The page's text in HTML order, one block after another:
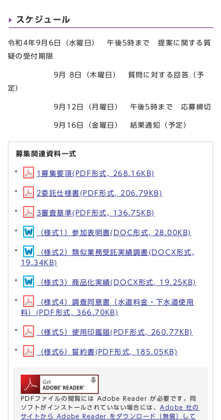
スケジュール
令和4年9月6日（水曜日） 午後5時まで 提案に関する質
疑の受付期限
9月 8日（木曜日） 質問に対する回答（予
定）
9月12日（月曜日） 午後5時まで 応募締切
9月16日（金曜日） 結果通知（予定）
募集関連資料一式
1募集要項(PDF形式, 268.16KB)
2委託仕様書(PDF形式, 206.79KB)
3審査基準(PDF形式, 136.75KB)
（様式1）参加表明書(DOC形式, 28.00KB)
（様式2）類似業務受託実績調書(DOCX形式,
19.34KB)
（様式3）商品化実績(DOCX形式, 19.25KB)
（様式4）調査同意書（水道料金・下水道使用
料）(PDF形式, 366.70KB)
（様式5）使用印鑑届(PDF形式, 260.77KB)
（様式6）誓約書(PDF形式, 185.05KB)
PDFファイルの閲覧には Adobe Reader が必要です。同
ソフトがインストールされていない場合には、 Adobe 社の
サイトから Adobe Reader をダウンロード（無償）して